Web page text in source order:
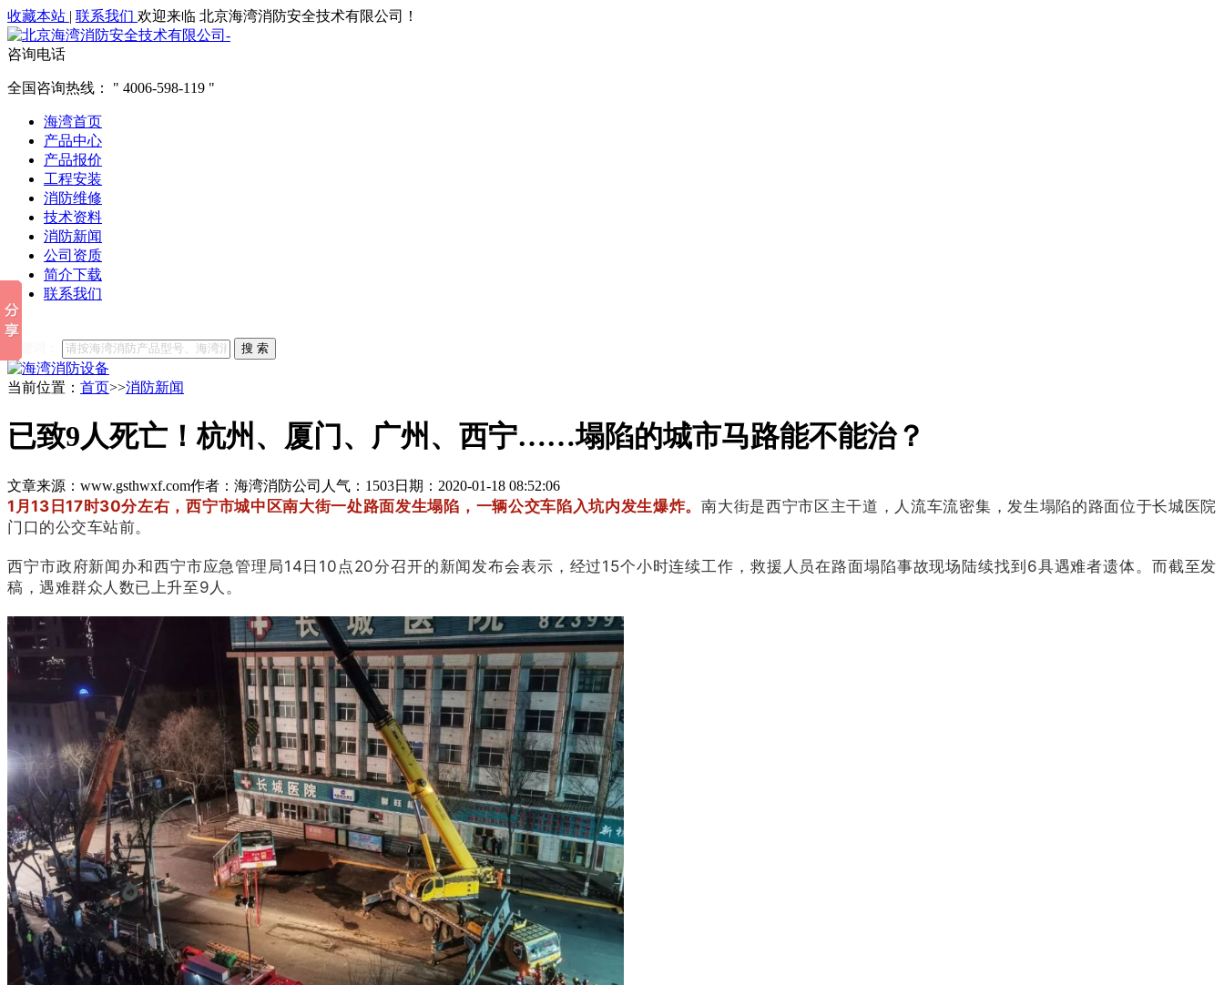
收藏本站 | 联系我们 欢迎来临 北京海湾消防安全技术有限公司！
咨询电话
全国咨询热线： 4006-598-119
海湾首页
产品中心
产品报价
工程安装
消防维修
技术资料
消防新闻
公司资质
简介下载
联系我们
他们都在搜索:
搜 索
当前位置： 首页>>消防新闻
已致9人死亡！杭州、厦门、广州、西宁……塌陷的城市马路能不能治？
文章来源：www.gsthwxf.com作者：海湾消防公司 人气：1503日期：2020-01-18 08:52:06
1月13日17时30分左右，西宁市城中区南大街一处路面发生塌陷，一辆公交车陷入坑内发生爆炸。南大街是西宁市区主干道，人流车流密集，发生塌陷的路面位于长城医院
门口的公交车站前。
西宁市政府新闻办和西宁市应急管理局14日10点20分召开的新闻发布会表示，经过15个小时连续工作，救援人员在路面塌陷事故现场陆续找到6具遇难者遗体。而截至发
稿，遇难群众人数已上升至9人。